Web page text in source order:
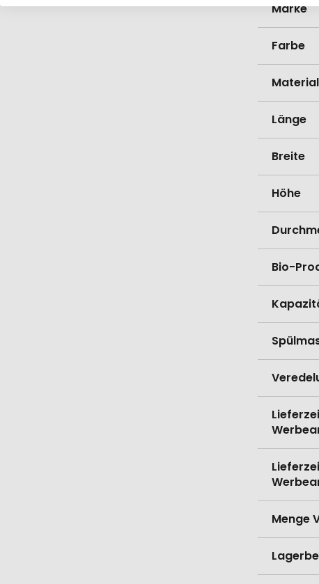
Marke
Farbe
Material
Länge
Breite
Höhe
Bio-
Menge